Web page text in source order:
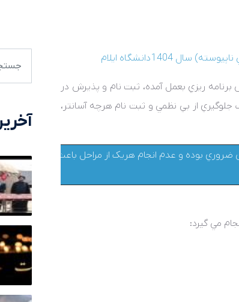
ناپيوسته) سال1404دانشگاه ايلام
برنامه ريزي بعمل آمده، ثبت نام و پذيرش در
از بي نظمي و ثبت نام هرچه آسانتر،
ضروري بوده و عدم انجام هريک از مراحل باعث ناقص شدن
مي گيرد: